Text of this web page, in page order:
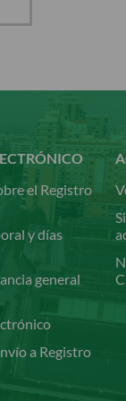
el Registro
y días
general
a Registro